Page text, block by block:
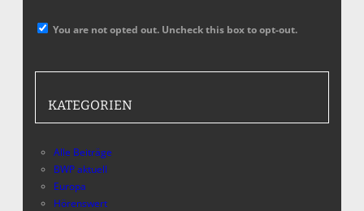
You are not opted out. Uncheck this box to opt-out.
KATEGORIEN
Alle Beiträge
BWP aktuell
Europa
Hörenswert